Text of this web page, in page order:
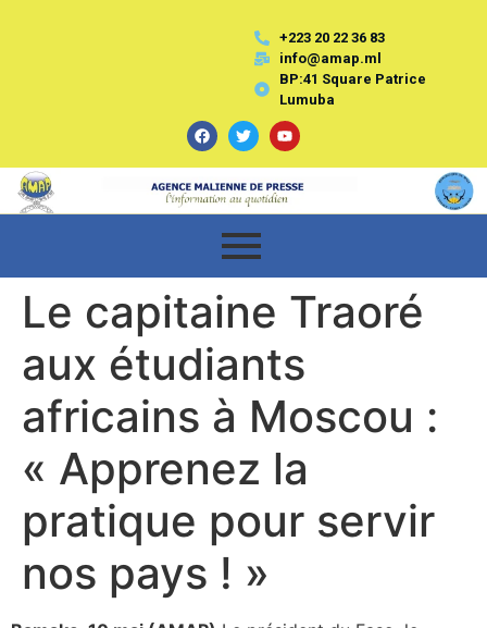
+223 20 22 36 83
info@amap.ml
BP:41 Square Patrice
Lumuba
Le capitaine Traoré
aux étudiants
africains à Moscou :
« Apprenez la
pratique pour servir
nos pays ! »